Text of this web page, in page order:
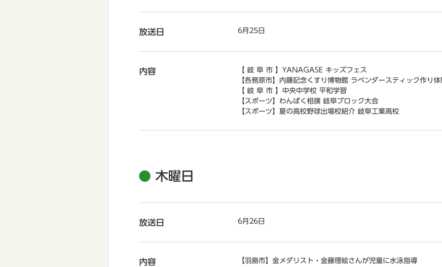
放送日 6月25日
内容
【 岐 阜 市 】YANAGASE キッズフェス
【各務原市】内藤記念くすり博物館 ラベンダースティック作り体
【 岐 阜 市 】中央中学校 平和学習
【スポーツ】わんぱく相撲 岐阜ブロック大会
【スポーツ】夏の高校野球出場校紹介 岐阜工業高校
木曜日
放送日 6月26日
内容
【羽島市】金メダリスト・金藤理絵さんが児童に水泳指導